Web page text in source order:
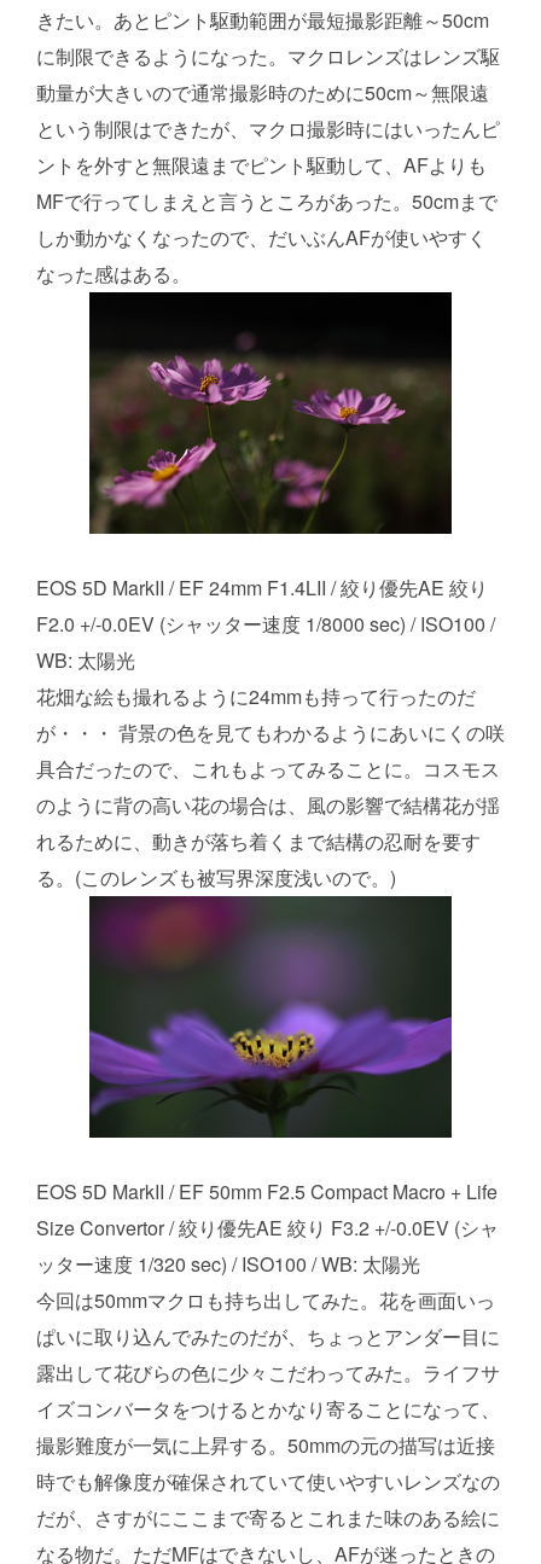
きたい。あとピント駆動範囲が最短撮影距離～50cm
に制限できるようになった。マクロレンズはレンズ駆
動量が大きいので通常撮影時のために50cm～無限遠
という制限はできたが、マクロ撮影時にはいったんピ
ントを外すと無限遠までピント駆動して、AFよりも
MFで行ってしまえと言うところがあった。50cmまで
しか動かなくなったので、だいぶんAFが使いやすく
なった感はある。
EOS 5D MarkII / EF 24mm F1.4LII / 絞り優先AE 絞り
F2.0 +/-0.0EV (シャッター速度 1/8000 sec) / ISO100 /
WB: 太陽光
花畑な絵も撮れるように24mmも持って行ったのだ
が・・・ 背景の色を見てもわかるようにあいにくの咲
具合だったので、これもよってみることに。コスモス
のように背の高い花の場合は、風の影響で結構花が揺
れるために、動きが落ち着くまで結構の忍耐を要す
る。(このレンズも被写界深度浅いので。)
EOS 5D MarkII / EF 50mm F2.5 Compact Macro + Life
Size Convertor / 絞り優先AE 絞り F3.2 +/-0.0EV (シャ
ッター速度 1/320 sec) / ISO100 / WB: 太陽光
今回は50mmマクロも持ち出してみた。花を画面いっ
ぱいに取り込んでみたのだが、ちょっとアンダー目に
露出して花びらの色に少々こだわってみた。ライフサ
イズコンバータをつけるとかなり寄ることになって、
撮影難度が一気に上昇する。50mmの元の描写は近接
時でも解像度が確保されていて使いやすいレンズなの
だが、さすがにここまで寄るとこれまた味のある絵に
なる物だ。ただMFはできないし、AFが迷ったときの